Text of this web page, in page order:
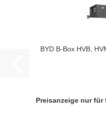
BYD B-Box HVB,
Preisanzeige nur